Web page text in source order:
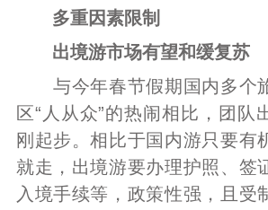
多重因素限制
出境游市场有望和缓复苏
与今年春节假期国内多个
区“人从众”的热闹相比，团队
刚起步。相比于国内游只要有
就走，出境游要办理护照、签
入境手续等，政策性强，且受